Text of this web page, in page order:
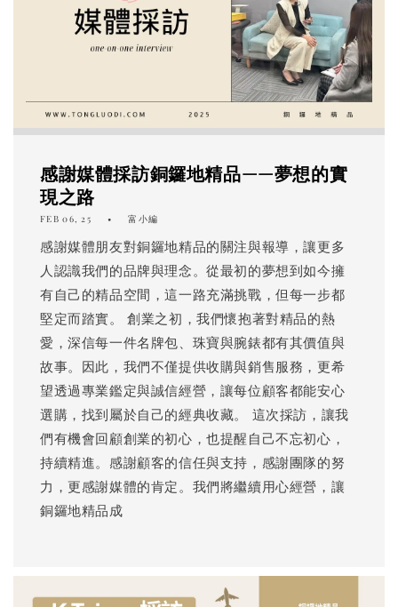
感謝媒體採訪銅鑼地精品——夢想的實
現之路
FEB 06, 25 富小編
感謝媒體朋友對銅鑼地精品的關注與報導，讓更多
人認識我們的品牌與理念。從最初的夢想到如今擁
有自己的精品空間，這一路充滿挑戰，但每一步都
堅定而踏實。 創業之初，我們懷抱著對精品的熱
愛，深信每一件名牌包、珠寶與腕錶都有其價值與
故事。因此，我們不僅提供收購與銷售服務，更希
望透過專業鑑定與誠信經營，讓每位顧客都能安心
選購，找到屬於自己的經典收藏。 這次採訪，讓我
們有機會回顧創業的初心，也提醒自己不忘初心，
持續精進。感謝顧客的信任與支持，感謝團隊的努
力，更感謝媒體的肯定。我們將繼續用心經營，讓
銅鑼地精品成